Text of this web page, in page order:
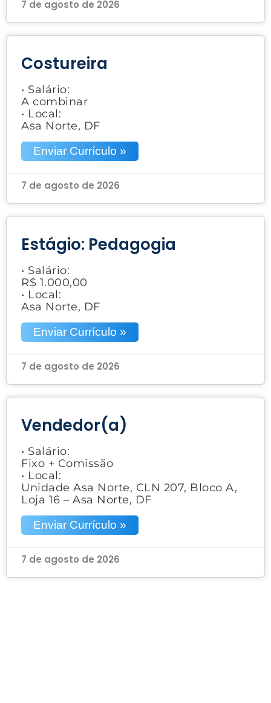
7 de agosto de 2026
Costureira
• Salário:
A combinar
• Local:
Asa Norte, DF
Enviar Currículo »
7 de agosto de 2026
Estágio: Pedagogia
• Salário:
R$ 1.000,00
• Local:
Asa Norte, DF
Enviar Currículo »
7 de agosto de 2026
Vendedor(a)
• Salário:
Fixo + Comissão
• Local:
Unidade Asa Norte, CLN 207, Bloco A,
Loja 16 – Asa Norte, DF
Enviar Currículo »
7 de agosto de 2026